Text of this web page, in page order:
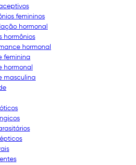
femininos
hormonal
hormônios
hormonal
feminina
hormonal
masculina